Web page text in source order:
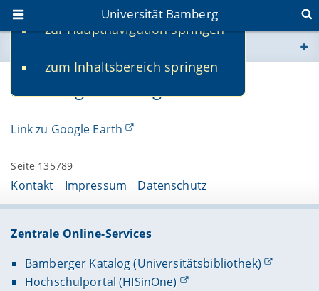
zur Hauptnavigation springen
zum Inhaltsbereich springen
Universität Bamberg
www.uni-bamberg.de
Bamberg auf Google Earth
Link zu Google Earth
Seite 135789
Kontakt Impressum Datenschutz
Zentrale Online-Services
Bamberger Katalog (Universitätsbibliothek)
Hochschulportal (HISinOne)